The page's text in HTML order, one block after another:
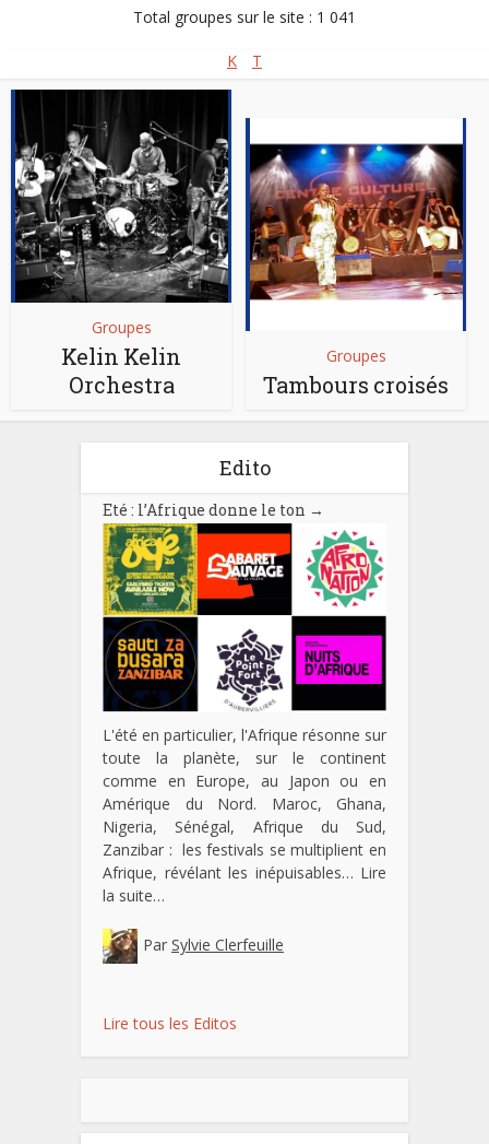
Total groupes sur le site : 1 041
K T
Groupes
Kelin Kelin
Orchestra
Groupes
Tambours croisés
Edito
Eté : l’Afrique donne le ton →
L'été en particulier, l'Afrique résonne sur
toute la planète, sur le continent
comme en Europe, au Japon ou en
Amérique du Nord. Maroc, Ghana,
Nigeria, Sénégal, Afrique du Sud,
Zanzibar : les festivals se multiplient en
Afrique, révélant les inépuisables… Lire
la suite…
Par Sylvie Clerfeuille
Lire tous les Editos